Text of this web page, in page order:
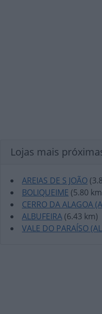
Lojas mais
AREIAS DE S JOÃO
BOLIQUEIME (5.80
CERRO DA ALAGOA
ALBUFEIRA (6.43 km)
VALE DO PARAÍSO